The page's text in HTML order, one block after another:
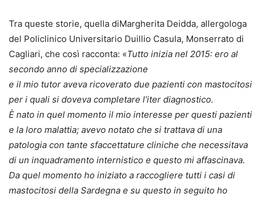
Tra queste storie, quella diMargherita Deidda, allergologa
del Policlinico Universitario Duillio Casula, Monserrato di
Cagliari, che così racconta: «Tutto inizia nel 2015: ero al
secondo anno di specializzazione
e il mio tutor aveva ricoverato due pazienti con mastocitosi
per i quali si doveva completare l’iter diagnostico.
È nato in quel momento il mio interesse per questi pazienti
e la loro malattia; avevo notato che si trattava di una
patologia con tante sfaccettature cliniche che necessitava
di un inquadramento internistico e questo mi affascinava.
Da quel momento ho iniziato a raccogliere tutti i casi di
mastocitosi della Sardegna e su questo in seguito ho